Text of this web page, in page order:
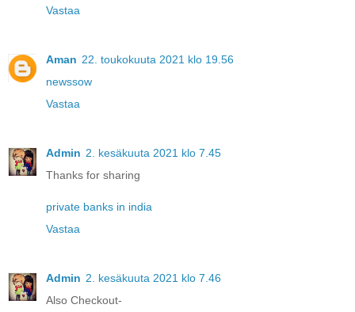
Vastaa
Aman 22. toukokuuta 2021 klo 19.56
newssow
Vastaa
Admin 2. kesäkuuta 2021 klo 7.45
Thanks for sharing
private banks in india
Vastaa
Admin 2. kesäkuuta 2021 klo 7.46
Also Checkout-